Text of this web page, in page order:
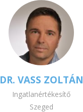
DR. VASS ZOLTÁN
Ingatlanértékesítő
Szeged